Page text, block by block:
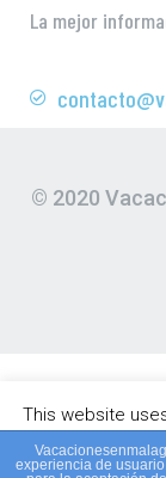
La mejor
© 2020
experiencia de
This website
assume you're